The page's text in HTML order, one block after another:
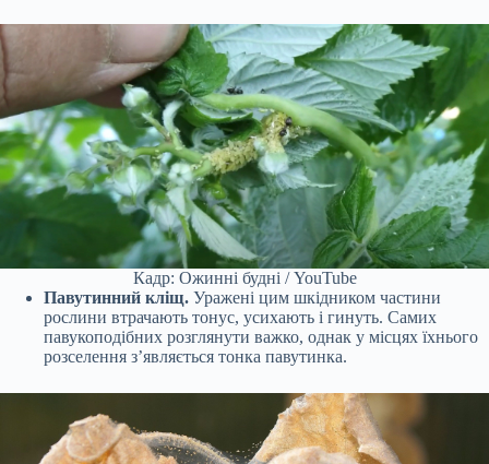
Кадр: Ожинні будні / YouTube
Павутинний кліщ. Уражені цим шкідником частини
рослини втрачають тонус, усихають і гинуть. Самих
павукоподібних розглянути важко, однак у місцях їхнього
розселення з’являється тонка павутинка.